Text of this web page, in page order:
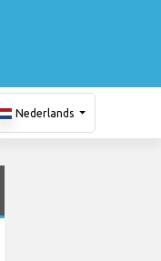
Nederlands